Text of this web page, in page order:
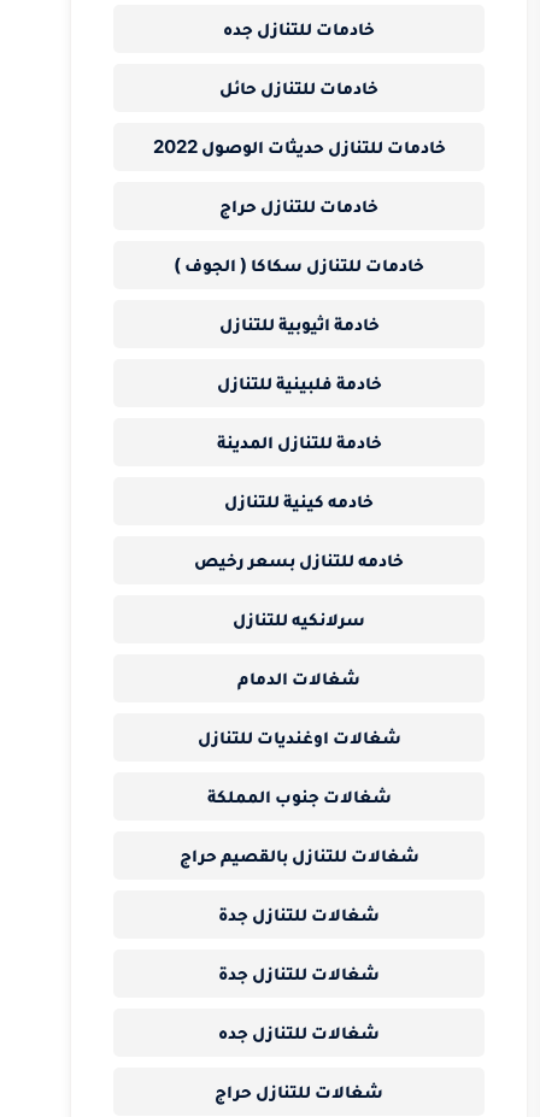
خادمات للتنازل جده
خادمات للتنازل حائل
خادمات للتنازل حديثات الوصول 2022
خادمات للتنازل حراج
خادمات للتنازل سكاكا ( الجوف )
خادمة اثيوبية للتنازل
خادمة فلبينية للتنازل
خادمة للتنازل المدينة
خادمه كينية للتنازل
خادمه للتنازل بسعر رخيص
سرلانكيه للتنازل
شغالات الدمام
شغالات اوغنديات للتنازل
شغالات جنوب المملكة
شغالات للتنازل بالقصيم حراج
شغالات للتنازل جدة
شغالات للتنازل جدة
شغالات للتنازل جده
شغالات للتنازل حراج